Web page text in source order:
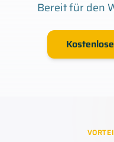
Bereit für den